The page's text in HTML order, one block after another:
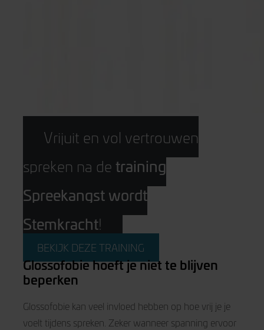
Vrijuit en vol vertrouwen
spreken na de training
Spreekangst wordt
Stemkracht!
BEKIJK DEZE TRAINING
Glossofobie hoeft je niet te blijven
beperken
Glossofobie kan veel invloed hebben op hoe vrij je je
voelt tijdens spreken. Zeker wanneer spanning ervoor